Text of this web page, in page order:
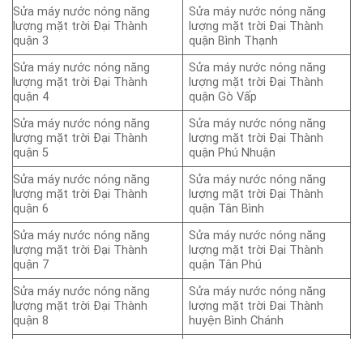
Sửa máy nước nóng năng
lượng mặt trời Đại Thành
quận 3
Sửa máy nước nóng năng
lượng mặt trời Đại Thành
quận Bình Thạnh
Sửa máy nước nóng năng
lượng mặt trời Đại Thành
quận 4
Sửa máy nước nóng năng
lượng mặt trời Đại Thành
quận Gò Vấp
Sửa máy nước nóng năng
lượng mặt trời Đại Thành
quận 5
Sửa máy nước nóng năng
lượng mặt trời Đại Thành
quận Phú Nhuận
Sửa máy nước nóng năng
lượng mặt trời Đại Thành
quận 6
Sửa máy nước nóng năng
lượng mặt trời Đại Thành
quận Tân Bình
Sửa máy nước nóng năng
lượng mặt trời Đại Thành
quận 7
Sửa máy nước nóng năng
lượng mặt trời Đại Thành
quận Tân Phú
Sửa máy nước nóng năng
lượng mặt trời Đại Thành
quận 8
Sửa máy nước nóng năng
lượng mặt trời Đại Thành
huyện Bình Chánh